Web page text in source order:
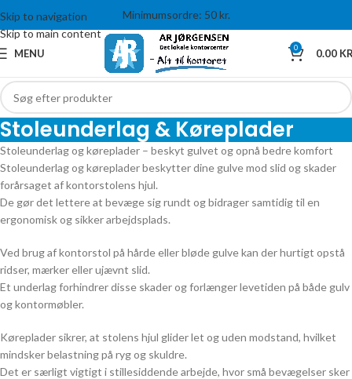
Skip to navigation
Skip to main content
Minimumsordre: 50 kr.
MENU 0 0.00
Stoleunderlag & Køreplader
Stoleunderlag og køreplader – beskyt gulvet og opnå bedre komfort
Stoleunderlag og køreplader beskytter dine gulve mod slid og skader
forårsaget af kontorstolens hjul.
De gør det lettere at bevæge sig rundt og bidrager samtidig til en
ergonomisk og sikker arbejdsplads.
Ved brug af kontorstol på hårde eller bløde gulve kan der hurtigt opstå
ridser, mærker eller ujævnt slid.
Et underlag forhindrer disse skader og forlænger levetiden på både gulv
og kontormøbler.
Køreplader sikrer, at stolens hjul glider let og uden modstand, hvilket
mindsker belastning på ryg og skuldre.
Det er særligt vigtigt i stillesiddende arbejde, hvor små bevægelser sker